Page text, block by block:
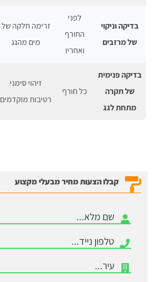
בדיקה וניקוי
של מרזבים
לפני
החורף
ואחריו
זרימה חלקה של
מים מהגג
בדיקה פנימית
של תקרה
מתחת לגג
כל חורף
זיהוי סימני
רטיבות מוקדמים
קבלו הצעות מחיר מבעלי מקצוע